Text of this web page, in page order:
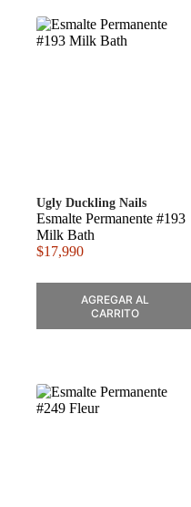
Ugly Duckling Nails
Esmalte Permanente #193
Milk Bath
$17,990
AGREGAR AL
CARRITO